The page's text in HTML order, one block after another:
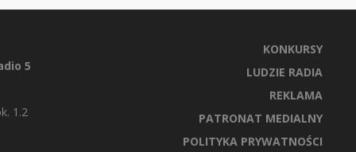
5
1.2
KONKURSY
LUDZIE RADIA
REKLAMA
PATRONAT MEDIALNY
POLITYKA PRYWATNOŚCI